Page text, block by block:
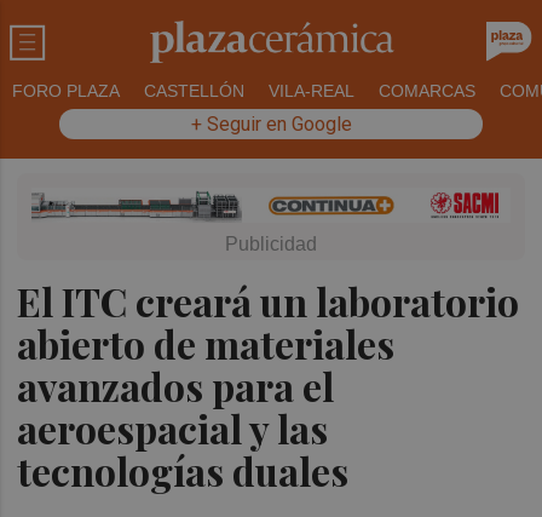
FORO PLAZA CASTELLÓN VILA-REAL COMARCAS
+ Seguir en Google
El ITC creará un laboratorio
abierto de materiales
avanzados para el
aeroespacial y las
tecnologías duales